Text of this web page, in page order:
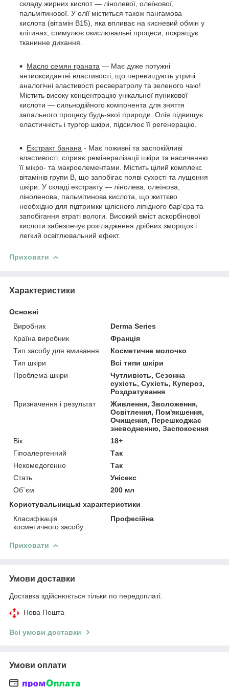
складу жирних кислот — лінолевої, олеїнової,
пальмітинової. У олії міститься також пангамова
кислота (вітамін В15), яка впливає на кисневий обмін у
клітинах, стимулює окислювальні процеси, покращує
тканинне дихання.
Масло семян граната — Має дуже потужні
антиоксидантні властивості, що перевищують утричі
аналогічні властивості ресвератролу та зеленого чаю!
Містить високу концентрацію унікальної пуникової
кислоти — сильнодійного компонента для зняття
запального процесу будь-якої природи. Олія підвищує
еластичність і тургор шкіри, підсилює її регенерацію.
Екстракт банана - Має поживні та заспокійливі
властивості, сприяє ремінералізації шкіри та насиченню
її мікро- та макроелементами. Містить цілий комплекс
вітамінів групи B, що запобігає появі сухості та лущення
шкіри. У складі екстракту — лінолева, олеїнова,
ліноленова, пальмітинова кислота, що життєво
необхідно для підтримки цілісного ліпідного бар'єра та
запобігання втраті вологи. Високий вміст аскорбінової
кислоти забезпечує розгладження дрібних зморщок і
легкий освітлювальний ефект.
Приховати
Характеристики
Основні
Виробник
Derma Series
Країна виробник
Франція
Тип засобу для вмивання
Косметичне молочко
Тип шкіри
Всі типи шкіри
Проблема шкіри
Чутливість, Сезонна
сухість, Сухість, Купероз,
Роздратування
Призначення і результат
Живлення, Зволоження,
Освітлення, Пом'якшення,
Очищення, Перешкоджає
зневодненню, Заспокоєння
Вік
18+
Гіпоалергенний
Так
Некомедогенно
Так
Стать
Унісекс
Об`єм
200 мл
Користувальницькі характеристики
Класифікація
косметичного засобу
Професійна
Приховати
Умови доставки
Доставка здійснюється тільки по передоплаті.
Нова Пошта
Всі умови доставки
Умови оплати